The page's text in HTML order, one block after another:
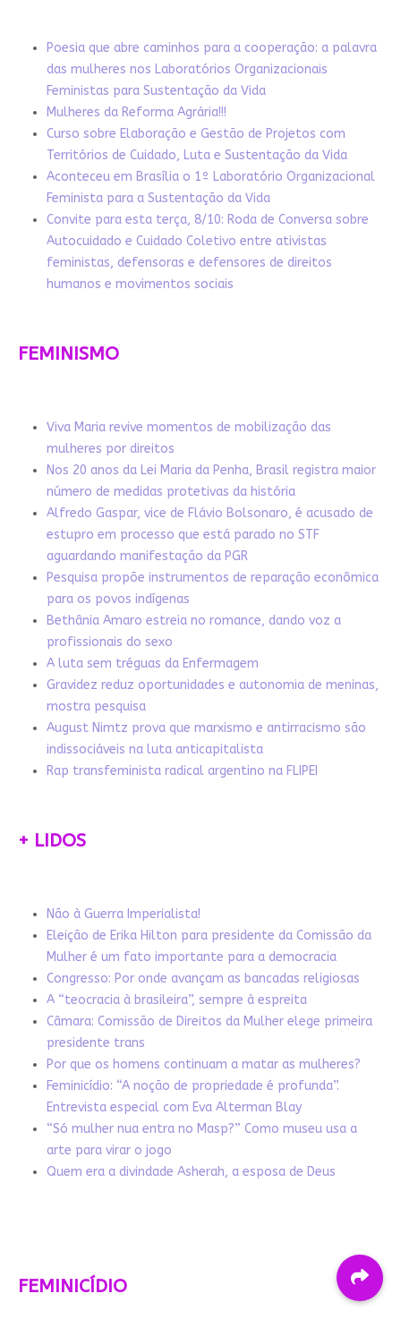
Poesia que abre caminhos para a cooperação: a palavra
das mulheres nos Laboratórios Organizacionais
Feministas para Sustentação da Vida
Mulheres da Reforma Agrária!!!
Curso sobre Elaboração e Gestão de Projetos com
Territórios de Cuidado, Luta e Sustentação da Vida
Aconteceu em Brasília o 1º Laboratório Organizacional
Feminista para a Sustentação da Vida
Convite para esta terça, 8/10: Roda de Conversa sobre
Autocuidado e Cuidado Coletivo entre ativistas
feministas, defensoras e defensores de direitos
humanos e movimentos sociais
FEMINISMO
Viva Maria revive momentos de mobilização das
mulheres por direitos
Nos 20 anos da Lei Maria da Penha, Brasil registra maior
número de medidas protetivas da história
Alfredo Gaspar, vice de Flávio Bolsonaro, é acusado de
estupro em processo que está parado no STF
aguardando manifestação da PGR
Pesquisa propõe instrumentos de reparação econômica
para os povos indígenas
Bethânia Amaro estreia no romance, dando voz a
profissionais do sexo
A luta sem tréguas da Enfermagem
Gravidez reduz oportunidades e autonomia de meninas,
mostra pesquisa
August Nimtz prova que marxismo e antirracismo são
indissociáveis na luta anticapitalista
Rap transfeminista radical argentino na FLIPEI
+ LIDOS
Não à Guerra Imperialista!
Eleição de Erika Hilton para presidente da Comissão da
Mulher é um fato importante para a democracia
Congresso: Por onde avançam as bancadas religiosas
A “teocracia à brasileira”, sempre à espreita
Câmara: Comissão de Direitos da Mulher elege primeira
presidente trans
Por que os homens continuam a matar as mulheres?
Feminicídio: “A noção de propriedade é profunda”.
Entrevista especial com Eva Alterman Blay
“Só mulher nua entra no Masp?” Como museu usa a
arte para virar o jogo
Quem era a divindade Asherah, a esposa de Deus
FEMINICÍDIO